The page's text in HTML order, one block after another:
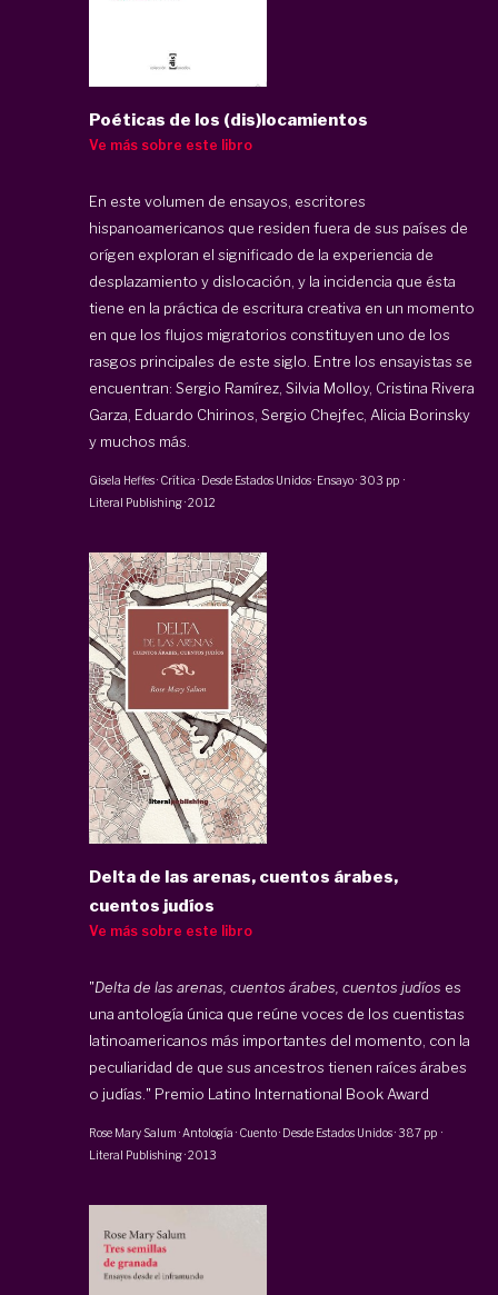
Poéticas de los (dis)locamientos
Ve más sobre este libro
En este volumen de ensayos, escritores
hispanoamericanos que residen fuera de sus países de
orígen exploran el significado de la experiencia de
desplazamiento y dislocación, y la incidencia que ésta
tiene en la práctica de escritura creativa en un momento
en que los flujos migratorios constituyen uno de los
rasgos principales de este siglo. Entre los ensayistas se
encuentran: Sergio Ramírez, Silvia Molloy, Cristina Rivera
Garza, Eduardo Chirinos, Sergio Chejfec, Alicia Borinsky
y muchos más.
Gisela Heffes· Crítica · Desde Estados Unidos · Ensayo·303 pp ·
Literal Publishing·2012
Delta de las arenas, cuentos árabes,
cuentos judíos
Ve más sobre este libro
"Delta de las arenas, cuentos árabes, cuentos judíos es
una antología única que reúne voces de los cuentistas
latinoamericanos más importantes del momento, con la
peculiaridad de que sus ancestros tienen raíces árabes
o judías." Premio Latino International Book Award
Rose Mary Salum · Antología · Cuento · Desde Estados Unidos·387 pp ·
Literal Publishing·2013